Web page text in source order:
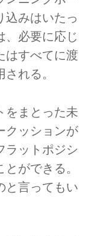
込みはいたっ
、必要に応じ
はすべてに渡
れる。
をまとった未
クッションが
ラットポジシ
ができる。
と言ってもい